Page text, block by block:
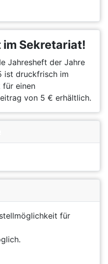
Sekretariat!
Jahresheft der Jahre
ist druckfrisch im
für einen
von 5 € erhältlich.
für